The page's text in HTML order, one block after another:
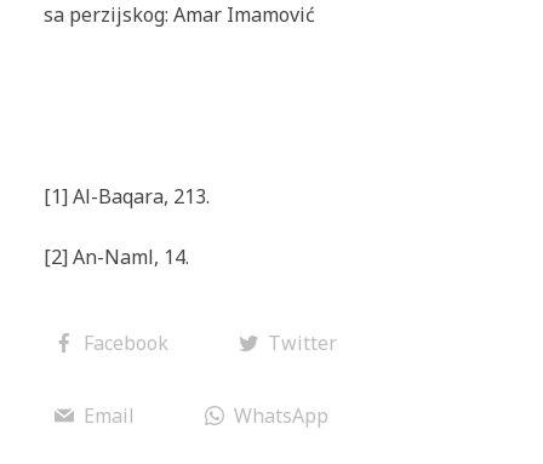
sa perzijskog: Amar Imamović
[1] Al-Baqara, 213.
[2] An-Naml, 14.
Facebook Twitter
Email WhatsApp